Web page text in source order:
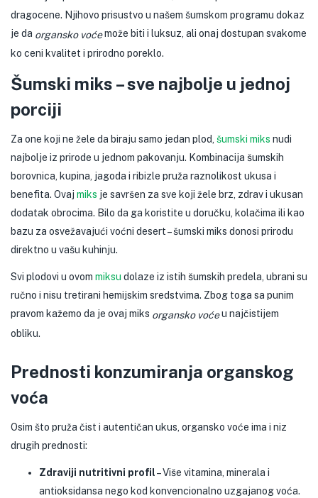
dragocene. Njihovo prisustvo u našem šumskom programu dokaz
je da organsko voćemože biti i luksuz, ali onaj dostupan svakome
ko ceni kvalitet i prirodno poreklo.
Šumski miks – sve najbolje u jednoj
porciji
Za one koji ne žele da biraju samo jedan plod, šumski miks nudi
najbolje iz prirode u jednom pakovanju. Kombinacija šumskih
borovnica, kupina, jagoda i ribizle pruža raznolikost ukusa i
benefita. Ovaj miks je savršen za sve koji žele brz, zdrav i ukusan
dodatak obrocima. Bilo da ga koristite u doručku, kolačima ili kao
bazu za osvežavajući voćni desert – šumski miks donosi prirodu
direktno u vašu kuhinju.
Svi plodovi u ovom miksu dolaze iz istih šumskih predela, ubrani su
ručno i nisu tretirani hemijskim sredstvima. Zbog toga sa punim
pravom kažemo da je ovaj miks organsko voćeu najčistijem
obliku.
Prednosti konzumiranja organskog
voća
Osim što pruža čist i autentičan ukus, organsko voće ima i niz
drugih prednosti:
Zdraviji nutritivni profil– Više vitamina, minerala i
antioksidansa nego kod konvencionalno uzgajanog voća.